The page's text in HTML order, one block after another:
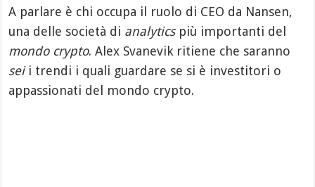
A parlare è chi occupa il ruolo di CEO da Nansen,
una delle società di analyticspiù importanti del
mondo crypto. Alex Svanevik ritiene che saranno
seii trendi i quali guardare se si è investitori o
appassionati del mondo crypto.